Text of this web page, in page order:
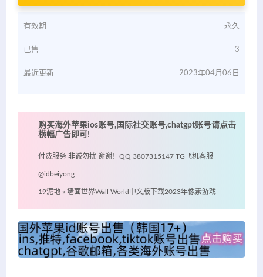
有效期 永久
已售 3
最近更新 2023年04月06日
购买海外苹果ios账号,国际社交账号,chatgpt账号请点击
横幅广告即可!
付费服务 非诚勿扰 谢谢！QQ 3807315147 TG飞机客服
@idbeiyong
19泥地 » 墙面世界Wall World中文版下载2023年像素游戏